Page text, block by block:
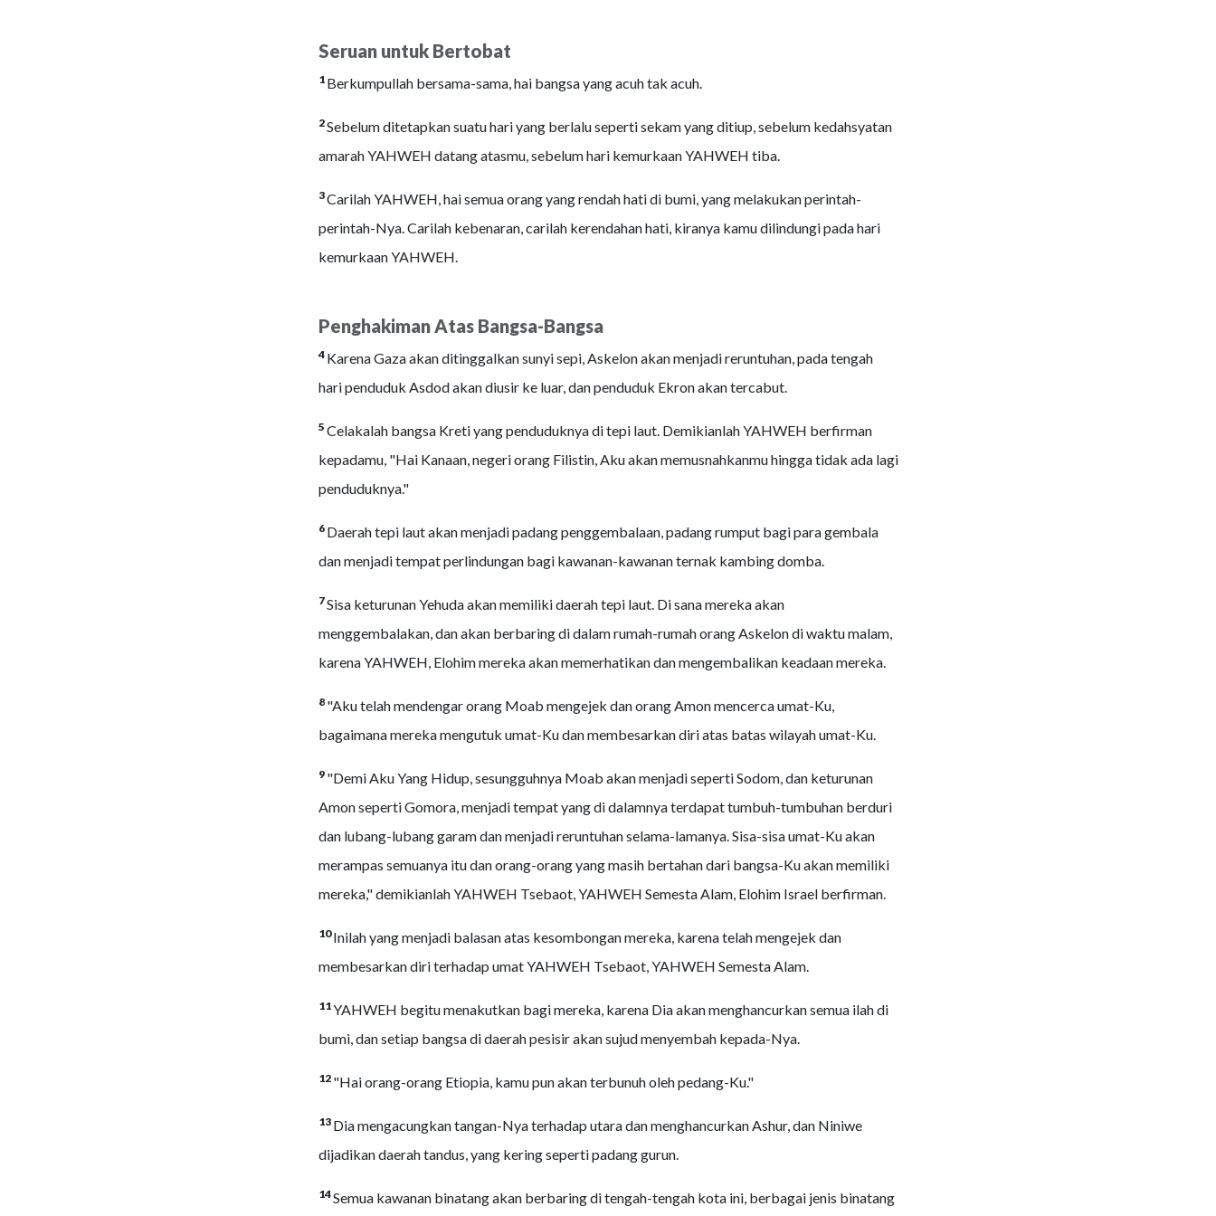
Seruan untuk Bertobat
1 Berkumpullah bersama-sama, hai bangsa yang acuh tak acuh.
2Sebelum ditetapkan suatu hari yang berlalu seperti sekam yang ditiup, sebelum kedahsyatan
amarah YAHWEH datang atasmu, sebelum hari kemurkaan YAHWEH tiba.
3Carilah YAHWEH, hai semua orang yang rendah hati di bumi, yang melakukan perintah-
perintah-Nya. Carilah kebenaran, carilah kerendahan hati, kiranya kamu dilindungi pada hari
kemurkaan YAHWEH.
Penghakiman Atas Bangsa-Bangsa
4 Karena Gaza akan ditinggalkan sunyi sepi, Askelon akan menjadi reruntuhan, pada tengah
hari penduduk Asdod akan diusir ke luar, dan penduduk Ekron akan tercabut.
5 Celakalah bangsa Kreti yang penduduknya di tepi laut. Demikianlah YAHWEH berfirman
kepadamu, "Hai Kanaan, negeri orang Filistin, Aku akan memusnahkanmu hingga tidak ada lagi
penduduknya."
6 Daerah tepi laut akan menjadi padang penggembalaan, padang rumput bagi para gembala
dan menjadi tempat perlindungan bagi kawanan-kawanan ternak kambing domba.
7Sisa keturunan Yehuda akan memiliki daerah tepi laut. Di sana mereka akan
menggembalakan, dan akan berbaring di dalam rumah-rumah orang Askelon di waktu malam,
karena YAHWEH, Elohim mereka akan memerhatikan dan mengembalikan keadaan mereka.
8 "Aku telah mendengar orang Moab mengejek dan orang Amon mencerca umat-Ku,
bagaimana mereka mengutuk umat-Ku dan membesarkan diri atas batas wilayah umat-Ku.
9 "Demi Aku Yang Hidup, sesungguhnya Moab akan menjadi seperti Sodom, dan keturunan
Amon seperti Gomora, menjadi tempat yang di dalamnya terdapat tumbuh-tumbuhan berduri
dan lubang-lubang garam dan menjadi reruntuhan selama-lamanya. Sisa-sisa umat-Ku akan
merampas semuanya itu dan orang-orang yang masih bertahan dari bangsa-Ku akan memiliki
mereka," demikianlah YAHWEH Tsebaot, YAHWEH Semesta Alam, Elohim Israel berfirman.
10Inilah yang menjadi balasan atas kesombongan mereka, karena telah mengejek dan
membesarkan diri terhadap umat YAHWEH Tsebaot, YAHWEH Semesta Alam.
11YAHWEH begitu menakutkan bagi mereka, karena Dia akan menghancurkan semua ilah di
bumi, dan setiap bangsa di daerah pesisir akan sujud menyembah kepada-Nya.
12 "Hai orang-orang Etiopia, kamu pun akan terbunuh oleh pedang-Ku."
13 Dia mengacungkan tangan-Nya terhadap utara dan menghancurkan Ashur, dan Niniwe
dijadikan daerah tandus, yang kering seperti padang gurun.
14Semua kawanan binatang akan berbaring di tengah-tengah kota ini, berbagai jenis binatang